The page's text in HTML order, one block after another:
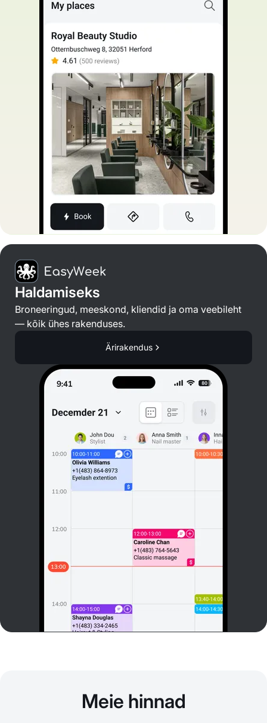
Haldamiseks
Broneeringud, meeskond, kliendid ja oma veebileht
— kõik ühes rakenduses.
Ärirakendus
Meie hinnad